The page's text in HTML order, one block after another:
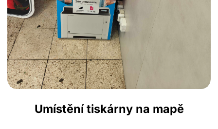
Umístění tiskárny na mapě